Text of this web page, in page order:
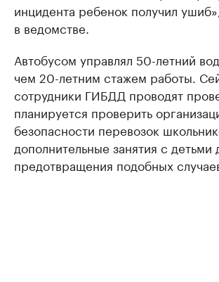
инцидента ребенок получил
в ведомстве.
Автобусом управлял 50-летний
чем 20-летним стажем работы.
сотрудники ГИБДД проводят
планируется проверить
безопасности перевозок
дополнительные занятия с детьми
предотвращения подобных